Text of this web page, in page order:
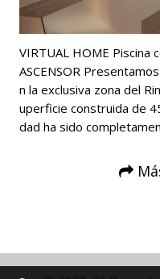
VIRTUAL HOME Piscina
ASCENSOR
n la exclusiva zona del
uperficie construida de
dad ha sido